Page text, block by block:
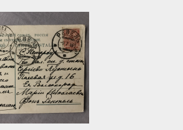
проживала в СПб с
затем